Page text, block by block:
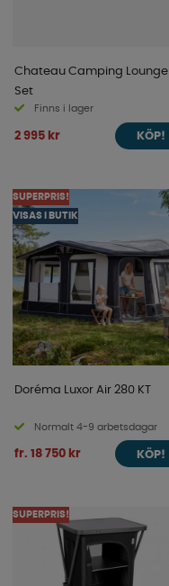
Chateau Camping Lounge
Set
Finns i lager
2 995 kr KÖP!
SUPERPRIS!
VISAS I BUTIK
Doréma Luxor Air 280 KT
Normalt 4-9 arbetsdagar
fr. 18 750 kr KÖP!
SUPERPRIS!